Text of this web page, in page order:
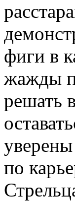
фиги в
жажды
решать
по